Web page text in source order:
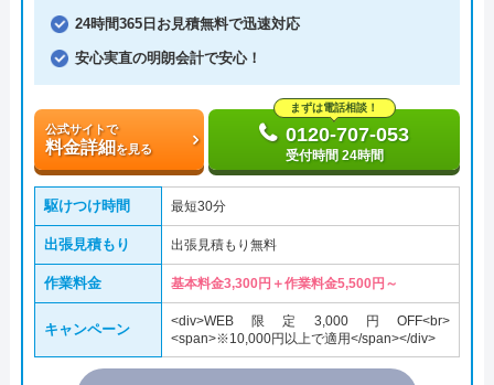
24時間365日お見積無料で迅速対応
安心実直の明朗会計で安心！
公式サイトで
料金詳細を見る
まずは電話相談！
0120-707-053
受付時間 24時間
駆けつけ時間 最短30分
出張見積もり 出張見積もり無料
作業料金 基本料金3,300円＋作業料金5,500円～
キャンペーン
<div>WEB限定3,000円OFF<br>
<span>※10,000円以上で適用</span></div>